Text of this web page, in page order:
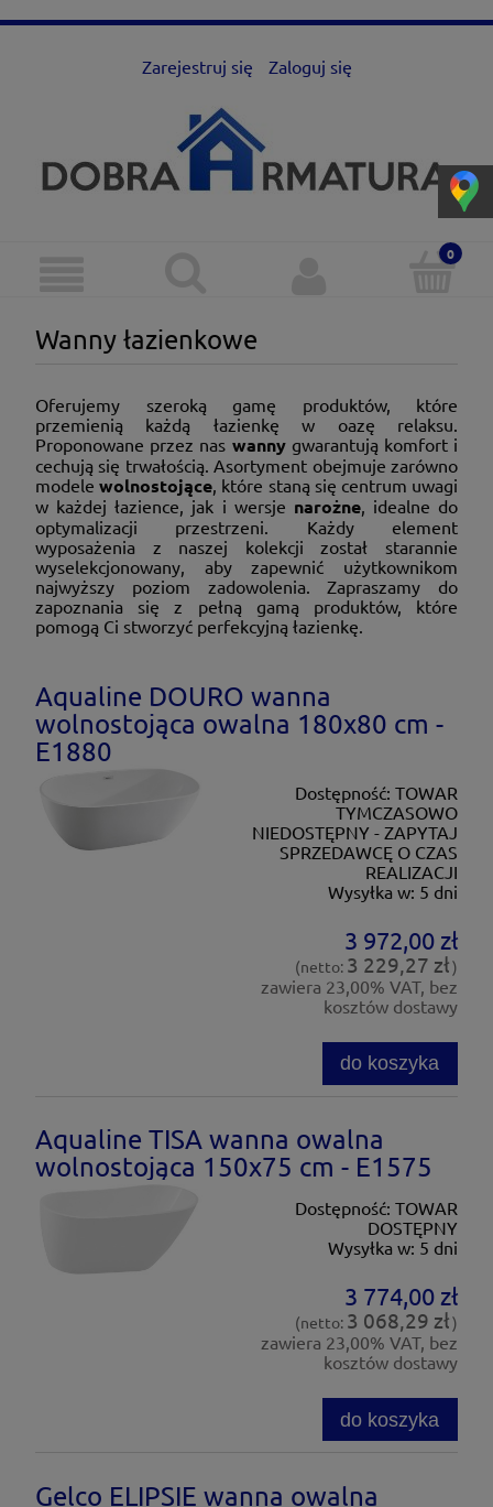
Zarejestruj się Zaloguj się
Wanny łazienkowe
Oferujemy szeroką gamę produktów, które
przemienią każdą łazienkę w oazę relaksu.
Proponowane przez nas wannygwarantują komfort i
cechują się trwałością. Asortyment obejmuje zarówno
modelewolnostojące, które staną się centrum uwagi
w każdej łazience, jak i wersje narożne, idealne do
optymalizacji przestrzeni. Każdy element
wyposażenia z naszej kolekcji został starannie
wyselekcjonowany, aby zapewnić użytkownikom
najwyższy poziom zadowolenia. Zapraszamy do
zapoznania się z pełną gamą produktów, które
pomogą Ci stworzyć perfekcyjną łazienkę.
Aqualine DOURO wanna
wolnostojąca owalna 180x80 cm -
E1880
Dostępność: TOWAR
TYMCZASOWO
NIEDOSTĘPNY - ZAPYTAJ
SPRZEDAWCĘ O CZAS
REALIZACJI
Wysyłka w: 5 dni
3 972,00 zł
(netto: 3 229,27 zł)
zawiera 23,00% VAT, bez
kosztów dostawy
do koszyka
Aqualine TISA wanna owalna
wolnostojąca 150x75 cm - E1575
Dostępność: TOWAR
DOSTĘPNY
Wysyłka w: 5 dni
3 774,00 zł
(netto: 3 068,29 zł)
zawiera 23,00% VAT, bez
kosztów dostawy
do koszyka
Gelco ELIPSIE wanna owalna